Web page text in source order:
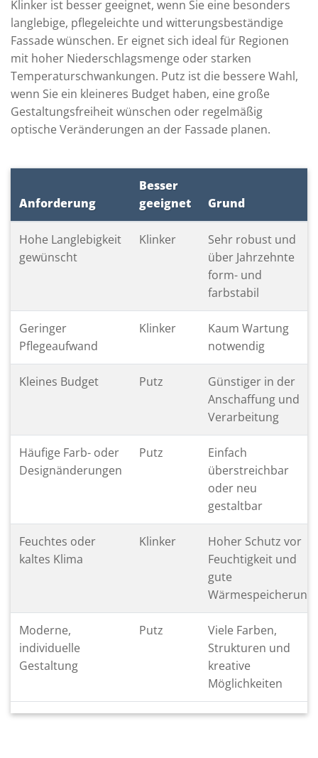
Klinker ist besser geeignet, wenn Sie eine besonders
langlebige, pflegeleichte und witterungsbeständige
Fassade wünschen. Er eignet sich ideal für Regionen
mit hoher Niederschlagsmenge oder starken
Temperaturschwankungen. Putz ist die bessere Wahl,
wenn Sie ein kleineres Budget haben, eine große
Gestaltungsfreiheit wünschen oder regelmäßig
optische Veränderungen an der Fassade planen.
Anforderung
Besser
geeignet
Grund
Hohe Langlebigkeit
gewünscht
Klinker
Sehr robust und
über Jahrzehnte
form- und
farbstabil
Geringer
Pflegeaufwand
Klinker
Kaum Wartung
notwendig
Kleines Budget Putz
Günstiger in der
Anschaffung und
Verarbeitung
Häufige Farb- oder
Designänderungen
Putz
Einfach
überstreichbar
oder neu
gestaltbar
Feuchtes oder
kaltes Klima
Klinker
Hoher Schutz vor
Feuchtigkeit und
gute
Wärmespeicherung
Moderne,
individuelle
Gestaltung
Putz
Viele Farben,
Strukturen und
kreative
Möglichkeiten